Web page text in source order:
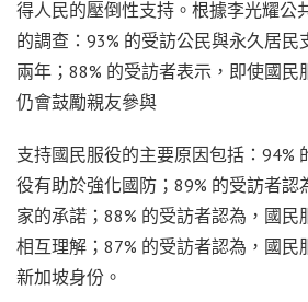
得人民的壓倒性支持。根據李光耀公
的調查：93% 的受訪公民與永久居
兩年；88% 的受訪者表示，即使國民
仍會鼓勵親友參與
支持國民服役的主要原因包括：94%
役有助於強化國防；89% 的受訪者認
家的承諾；88% 的受訪者認為，國民
相互理解；87% 的受訪者認為，國民
新加坡身份。